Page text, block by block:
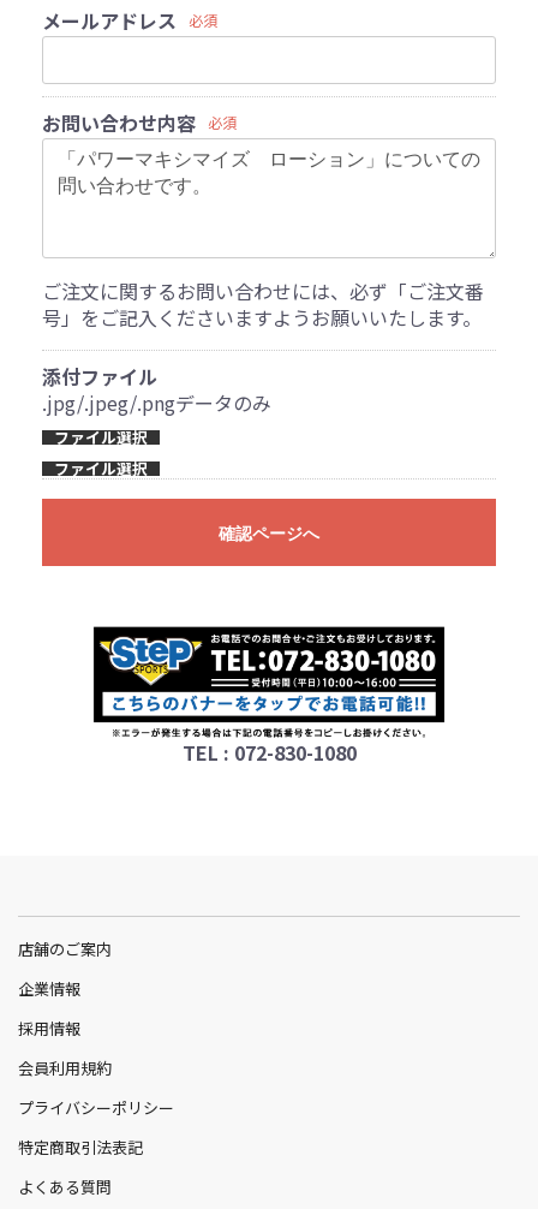
メールアドレス
必須
お問い合わせ内容 必須
ご注文に関するお問い合わせには、必ず「ご注文番
号」をご記入くださいますようお願いいたします。
添付ファイル
.jpg/.jpeg/.pngデータのみ
ファイル選択
ファイル選択
確認ページへ
TEL : 072-830-1080
店舗のご案内
企業情報
採用情報
会員利用規約
プライバシーポリシー
特定商取引法表記
よくある質問